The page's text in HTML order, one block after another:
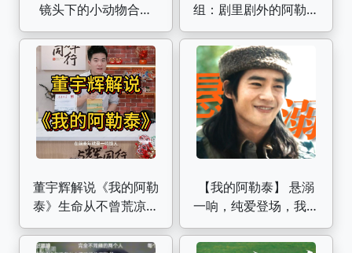
镜头下的小动物合集
【于室存档】240605
我的阿勒泰巴太
组：剧里剧外的阿勒泰
什么样？
董宇辉解说《我的阿勒
泰》生命从不曾荒凉，
它是一种安静的绝美
【我的阿勒泰】 悬溺
一响，纯爱登场，我们
巴太哥哥生来就是搞纯
爱的